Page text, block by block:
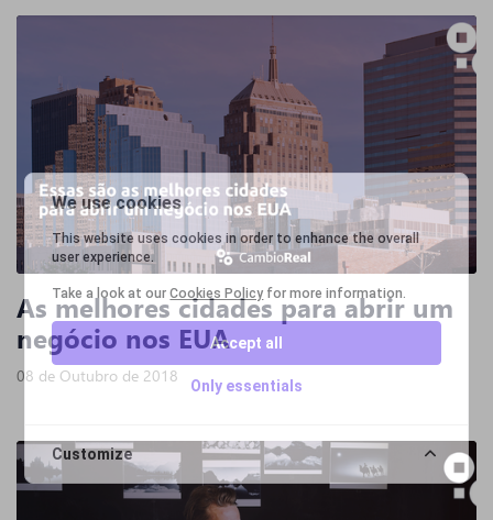
As melhores cidades para abrir um
negócio nos EUA
08 de Outubro de 2018
We use cookies
This website uses cookies in order to enhance the overall
user experience.
Take a look at ourCookies Policy for more information.
Accept all
Only essentials
Customize